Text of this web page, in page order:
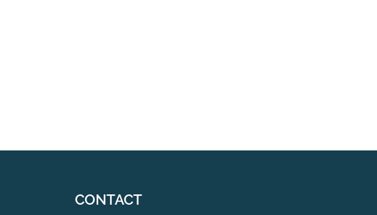
CONTACT